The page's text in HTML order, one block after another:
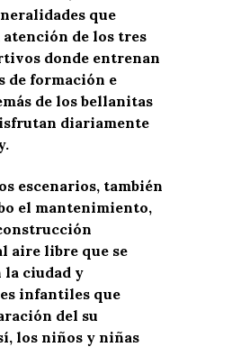
que
de los tres
donde entrenan
de formación e
de los bellanitas
diariamente
escenarios, también
el mantenimiento,
aire libre que se
la ciudad y
infantiles que
del su
los niños y niñas